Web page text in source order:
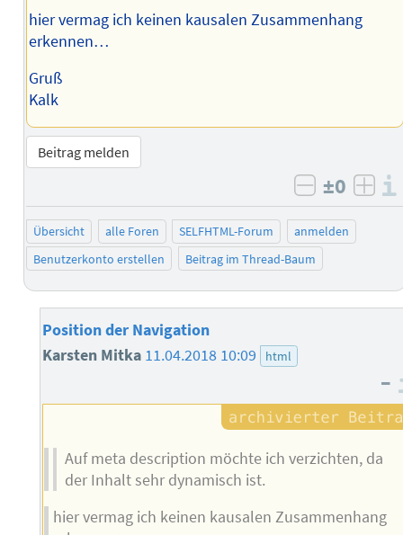
hier vermag ich keinen kausalen Zusammenhang
erkennen…
Gruß
Kalk
Beitrag melden
negativ
±0
Übersicht alle Foren SELFHTML-Forum
anmelden
Benutzerkonto erstellen
Beitrag im Thread-Baum
Position der Navigation
Karsten Mitka 11.04.2018 10:09 html
–
Auf meta description möchte ich verzichten, da
der Inhalt sehr dynamisch ist.
hier vermag ich keinen kausalen Zusammenhang